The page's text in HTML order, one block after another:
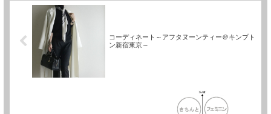
コーディネート～アフタヌーンティー＠キンプト
ン新宿東京～